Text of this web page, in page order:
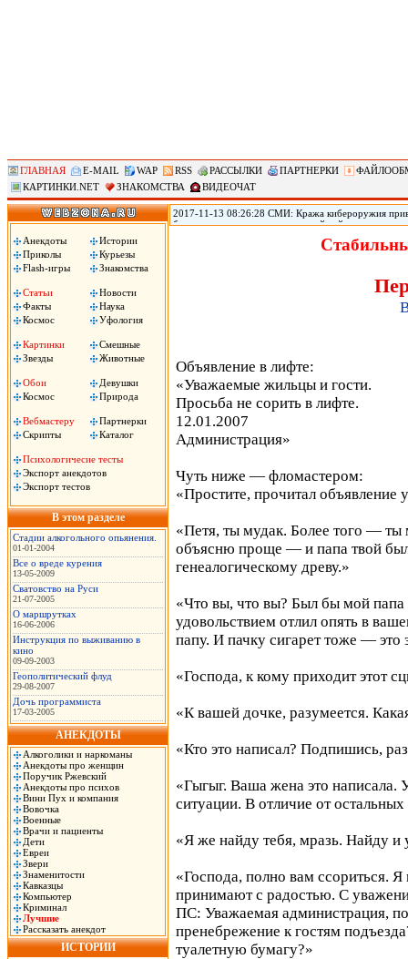
ГЛАВНАЯ E-MAIL WAP RSS РАССЫЛКИ ПАРТНЕРКИ
КАРТИНКИ.NET
ЗНАКОМСТВА ВИДЕОЧАТ
Анекдоты
Истории
Приколы
Курьезы
Flash-игры
Знакомства
Статьи
Новости
Факты
Наука
Космос
Уфология
Картинки
Смешные
Звезды
Животные
Обои
Девушки
Космос
Природа
Вебмастеру
Партнерки
Скрипты
Каталог
Психологичесие тесты
Экспорт анекдотов
Экспорт тестов
В этом разделе
Стадии алкогольного опьянения.
01-01-2004
Все о вреде курения
13-05-2009
Сватовство на Руси
21-07-2005
О маршрутках
16-06-2006
Инструкция по выживанию в
кино
09-09-2003
Геополитический флуд
29-08-2007
Дочь программиста
17-03-2005
АНЕКДОТЫ
Алкоголики и наркоманы
Анекдоты про женщин
Поручик Ржевский
Анекдоты про психов
Вини Пух и компания
Вовочка
Военные
Врачи и пациенты
Дети
Евреи
Звери
Знаменитости
Кавказцы
Компьютер
Криминал
Лучшие
Рассказать анекдот
ИСТОРИИ
2017-11-13 08:26:28 СМИ: Кража кибероружия
безопасности переживает крупнейший кризис из-
Shadow Brokers опубликовала программный код
Объявление в лифте:
«Уважаемые жильцы и гости.
Просьба не сорить в лифте.
12.01.2007
Администрация»
Чуть ниже — фломастером:
«Простите, прочитал объявление
«Петя, ты мудак. Более того — ты
объясню проще — и папа твой
генеалогическому древу.»
«Что вы, что вы? Был бы мой
удовольствием отлил опять в
папу. И пачку сигарет тоже — это
«Господа, к кому приходит этот
«К вашей дочке, разумеется.
«Кто это написал? Подпишись,
«Гыгыг. Ваша жена это написала.
ситуации. В отличие от
«Я же найду тебя, мразь. Найду
«Господа, полно вам ссориться.
принимают с радостью. С
ПС: Уважаемая администрация,
пренебрежение к гостям
туалетную бумагу?»